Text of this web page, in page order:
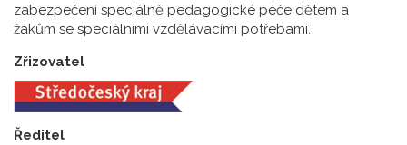
zabezpečení speciálně pedagogické péče dětem a
žákům se speciálními vzdělávacími potřebami.
Zřizovatel
Ředitel